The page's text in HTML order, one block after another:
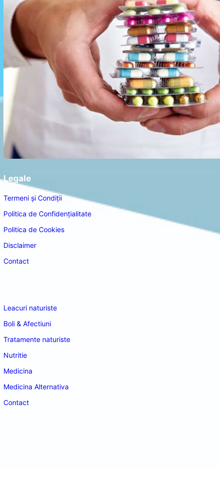
Legale
Termeni și Condiții
Politica de Confidențialitate
Politica de Cookies
Disclaimer
Contact
Leacuri naturiste
Boli & Afectiuni
Tratamente naturiste
Nutritie
Medicina
Medicina Alternativa
Contact